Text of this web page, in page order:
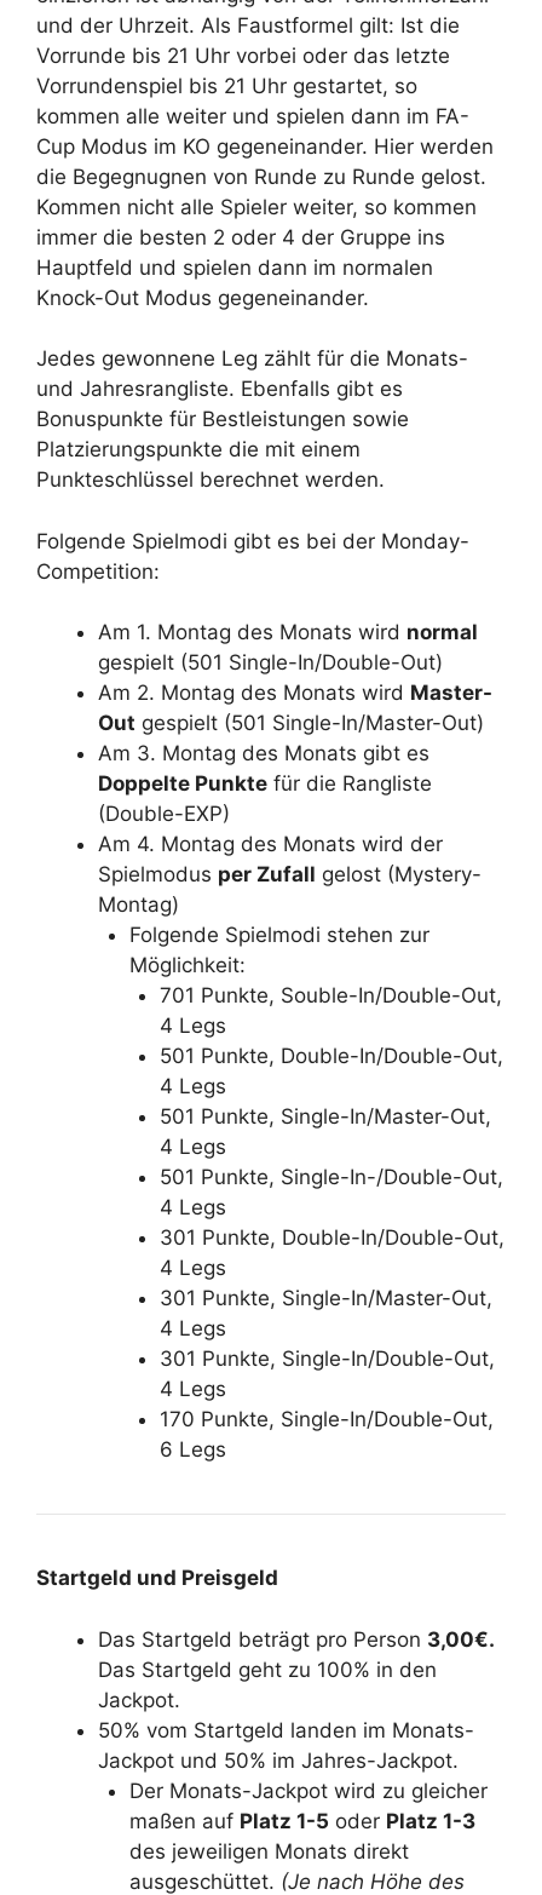
und der Uhrzeit. Als Faustformel gilt: Ist die
Vorrunde bis 21 Uhr vorbei oder das letzte
Vorrundenspiel bis 21 Uhr gestartet, so
kommen alle weiter und spielen dann im FA-
Cup Modus im KO gegeneinander. Hier werden
die Begegnugnen von Runde zu Runde gelost.
Kommen nicht alle Spieler weiter, so kommen
immer die besten 2 oder 4 der Gruppe ins
Hauptfeld und spielen dann im normalen
Knock-Out Modus gegeneinander.
Jedes gewonnene Leg zählt für die Monats-
und Jahresrangliste. Ebenfalls gibt es
Bonuspunkte für Bestleistungen sowie
Platzierungspunkte die mit einem
Punkteschlüssel berechnet werden.
Folgende Spielmodi gibt es bei der Monday-
Competition:
Am 1. Montag des Monats wird normal
gespielt (501 Single-In/Double-Out)
Am 2. Montag des Monats wird Master-
Out gespielt (501 Single-In/Master-Out)
Am 3. Montag des Monats gibt es
Doppelte Punkte für die Rangliste
(Double-EXP)
Am 4. Montag des Monats wird der
Spielmodus per Zufall gelost (Mystery-
Montag)
Folgende Spielmodi stehen zur
Möglichkeit:
701 Punkte, Souble-In/Double-Out,
4 Legs
501 Punkte, Double-In/Double-Out,
4 Legs
501 Punkte, Single-In/Master-Out,
4 Legs
501 Punkte, Single-In-/Double-Out,
4 Legs
301 Punkte, Double-In/Double-Out,
4 Legs
301 Punkte, Single-In/Master-Out,
4 Legs
301 Punkte, Single-In/Double-Out,
4 Legs
170 Punkte, Single-In/Double-Out,
6 Legs
Startgeld und Preisgeld
Das Startgeld beträgt pro Person 3,00€.
Das Startgeld geht zu 100% in den
Jackpot.
50% vom Startgeld landen im Monats-
Jackpot und 50% im Jahres-Jackpot.
Der Monats-Jackpot wird zu gleicher
maßen auf Platz 1-5 oder Platz 1-3
des jeweiligen Monats direkt
ausgeschüttet. (Je nach Höhe des